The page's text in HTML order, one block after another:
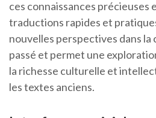
ces connaissances précieuses
traductions rapides et
nouvelles perspectives dans la
passé et permet une
la richesse culturelle et
les textes anciens.